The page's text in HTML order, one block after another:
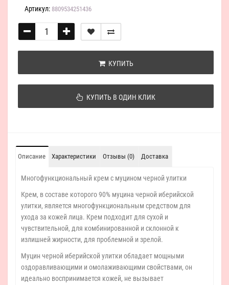
Артикул: 8809534251436
КУПИТЬ
КУПИТЬ В ОДИН КЛИК
Описание Характеристики Отзывы (0) Доставка
Многофункциональный крем с муцином черной улитки
Крем, в составе которого 90% муцина черной иберийской
улитки, является многофункциональным средством для
ухода за кожей лица. Крем подходит для сухой и
чувствительной, для комбинированной и склонной к
излишней жирности, для проблемной и зрелой.
Муцин черной иберийской улитки обладает мощными
оздоравливающими и омолаживающими свойствами, он
идеально воспринимается кожей, не вызывает